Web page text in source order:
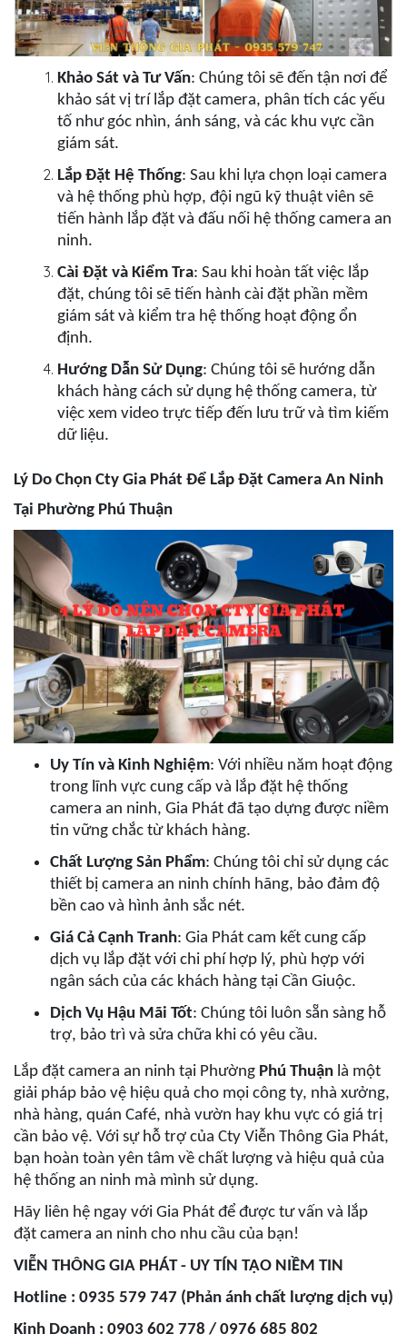
Khảo Sát và Tư Vấn: Chúng tôi sẽ đến tận nơi để
khảo sát vị trí lắp đặt camera, phân tích các yếu
tố như góc nhìn, ánh sáng, và các khu vực cần
giám sát.
Lắp Đặt Hệ Thống: Sau khi lựa chọn loại camera
và hệ thống phù hợp, đội ngũ kỹ thuật viên sẽ
tiến hành lắp đặt và đấu nối hệ thống camera an
ninh.
Cài Đặt và Kiểm Tra: Sau khi hoàn tất việc lắp
đặt, chúng tôi sẽ tiến hành cài đặt phần mềm
giám sát và kiểm tra hệ thống hoạt động ổn
định.
Hướng Dẫn Sử Dụng: Chúng tôi sẽ hướng dẫn
khách hàng cách sử dụng hệ thống camera, từ
việc xem video trực tiếp đến lưu trữ và tìm kiếm
dữ liệu.
Lý Do Chọn Cty Gia Phát Để Lắp Đặt Camera An Ninh
Tại Phường Phú Thuận
Uy Tín và Kinh Nghiệm: Với nhiều năm hoạt động
trong lĩnh vực cung cấp và lắp đặt hệ thống
camera an ninh, Gia Phát đã tạo dựng được niềm
tin vững chắc từ khách hàng.
Chất Lượng Sản Phẩm: Chúng tôi chỉ sử dụng các
thiết bị camera an ninh chính hãng, bảo đảm độ
bền cao và hình ảnh sắc nét.
Giá Cả Cạnh Tranh: Gia Phát cam kết cung cấp
dịch vụ lắp đặt với chi phí hợp lý, phù hợp với
ngân sách của các khách hàng tại Cần Giuộc.
Dịch Vụ Hậu Mãi Tốt: Chúng tôi luôn sẵn sàng hỗ
trợ, bảo trì và sửa chữa khi có yêu cầu.
Lắp đặt camera an ninh tại Phường Phú Thuận là một
giải pháp bảo vệ hiệu quả cho mọi công ty, nhà xưởng,
nhà hàng, quán Café, nhà vườn hay khu vực có giá trị
cần bảo vệ. Với sự hỗ trợ của Cty Viễn Thông Gia Phát,
bạn hoàn toàn yên tâm về chất lượng và hiệu quả của
hệ thống an ninh mà mình sử dụng.
Hãy liên hệ ngay với Gia Phát để được tư vấn và lắp
đặt camera an ninh cho nhu cầu của bạn!
VIỄN THÔNG GIA PHÁT - UY TÍN TẠO NIỀM TIN
Hotline : 0935 579 747 (Phản ánh chất lượng dịch vụ)
Kinh Doanh : 0903 602 778 / 0976 685 802